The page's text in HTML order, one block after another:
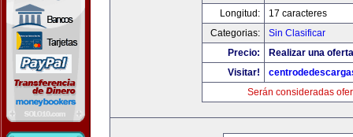
Longitud:
17 caracteres
Categorias:
Sin Clasificar
Precio:
Realizar una
Visitar!
Serán consideradas